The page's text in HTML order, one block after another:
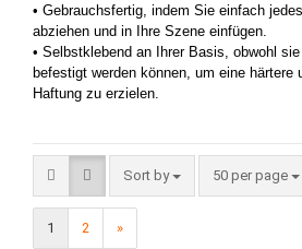
• Gebrauchsfertig, indem Sie einfach
abziehen und in Ihre Szene einfügen.
• Selbstklebend an Ihrer Basis, obwohl
befestigt werden können, um eine härtere
Haftung zu erzielen.
Sort by 50 per page
1 2 »